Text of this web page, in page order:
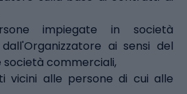
impiegate in società
ai sensi del
società commerciali,
vicini alle persone di cui alle